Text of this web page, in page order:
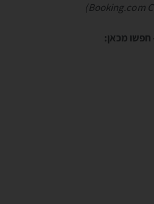
חפשו מכאן: